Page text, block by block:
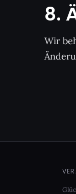
8.
Wir